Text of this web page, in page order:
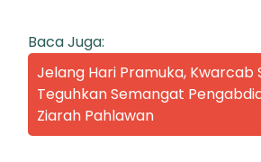
Baca Juga:
Jelang Hari Pramuka, Kwarcab
Teguhkan Semangat
Ziarah Pahlawan